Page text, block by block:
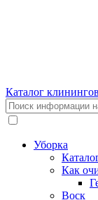
Каталог
Уборка
Как
Воск